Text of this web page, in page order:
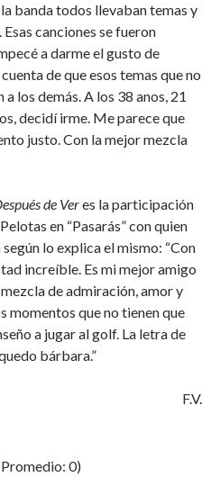
banda todos llevaban temas y
canciones se fueron
a darme el gusto de
de que esos temas que no
los demás. A los 38 anos, 21
decidí irme. Me parece que
justo. Con la mejor mezcla
de Veres la participación
en “Pasarás” con quien
lo explica el mismo: “Con
increíble. Es mi mejor amigo
de admiración, amor y
momentos que no tienen que
a jugar al golf. La letra de
bárbara.”
F.V.
0)